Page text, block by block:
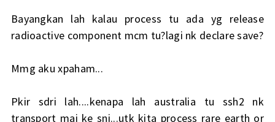
Bayangkan lah kalau process tu ada yg release
radioactive component mcm tu?lagi nk declare save?
Mmg aku xpaham...
Pkir sdri lah....kenapa lah australia tu ssh2 nk
transport mai ke sni...utk kita process rare earth or